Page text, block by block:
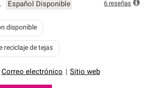
Español Disponible
Correo electrónico Sitio web
disponible
reciclaje de tejas
6 reseñas